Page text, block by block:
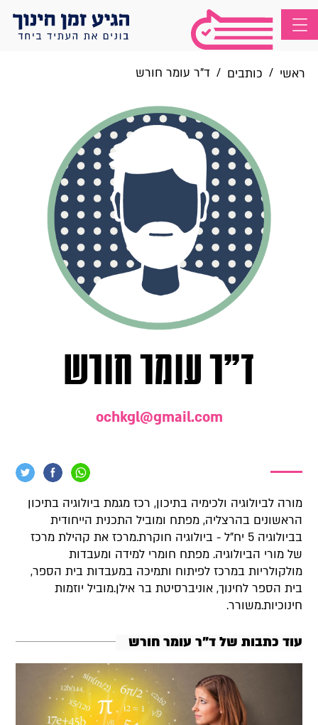
ראשי / כותבים / ד"ר עומר חורש
מורה לביולוגיה ולכימיה בתיכון, רכז מגמת ביולוגיה בתיכון
הראשונים בהרצליה, מפתח ומוביל התכנית הייחודית
בביולוגיה 5 יח"ל - ביולוגיה חוקרת.מרכז את קהילת מרכז
של מורי הביולוגיה. מפתח חומרי למידה ומעבדות
מולקולריות במרכז לפיתוח ותמיכה במעבדות בית הספר,
בית הספר לחינוך, אוניברסיטת בר אילן.מוביל יוזמות
חינוכיות.משורר.
עוד כתבות של ד"ר עומר חורש
ד"ר עומר חורש
ochkgl@gmail.com